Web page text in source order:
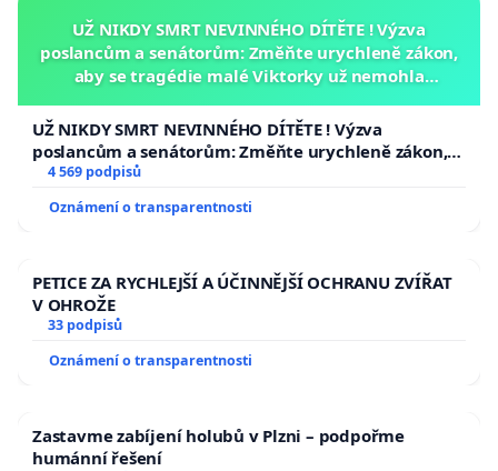
UŽ NIKDY SMRT NEVINNÉHO DÍTĚTE ! Výzva
poslancům a senátorům: Změňte urychleně zákon,
aby se tragédie malé Viktorky už nemohla
UŽ NIKDY SMRT NEVINNÉHO DÍTĚTE ! Výzva
poslancům a senátorům: Změňte urychleně zákon,
aby se tragédie malé Viktorky už nemohla opakovat!
4 569 podpisů
Oznámení o transparentnosti
PETICE ZA RYCHLEJŠÍ A ÚČINNĚJŠÍ OCHRANU ZVÍŘAT
V OHROŽE
33 podpisů
Oznámení o transparentnosti
Zastavme zabíjení holubů v Plzni – podpořme
humánní řešení